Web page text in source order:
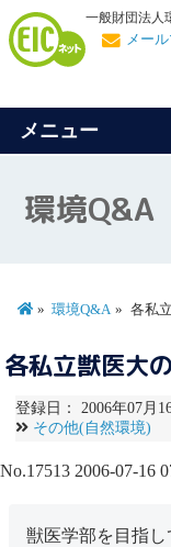
一般財団法人
メー
メニュー
環境Q&A
環境Q&A 各私
各私立獣医大
登録日： 2006年07月
その他(自然環境)
No.17513 2006-07-16
獣医学部を目指